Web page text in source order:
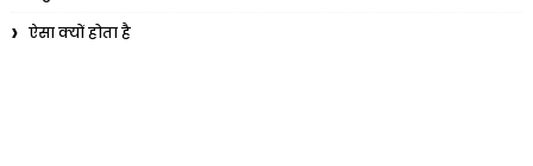
ऐसा क्यों होता है